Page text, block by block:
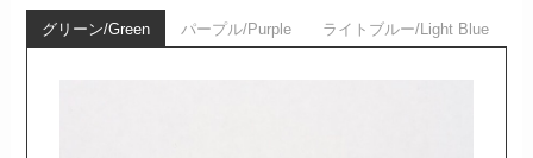
グリーン/Green パープル/Purple ライトブルー/Light Blue